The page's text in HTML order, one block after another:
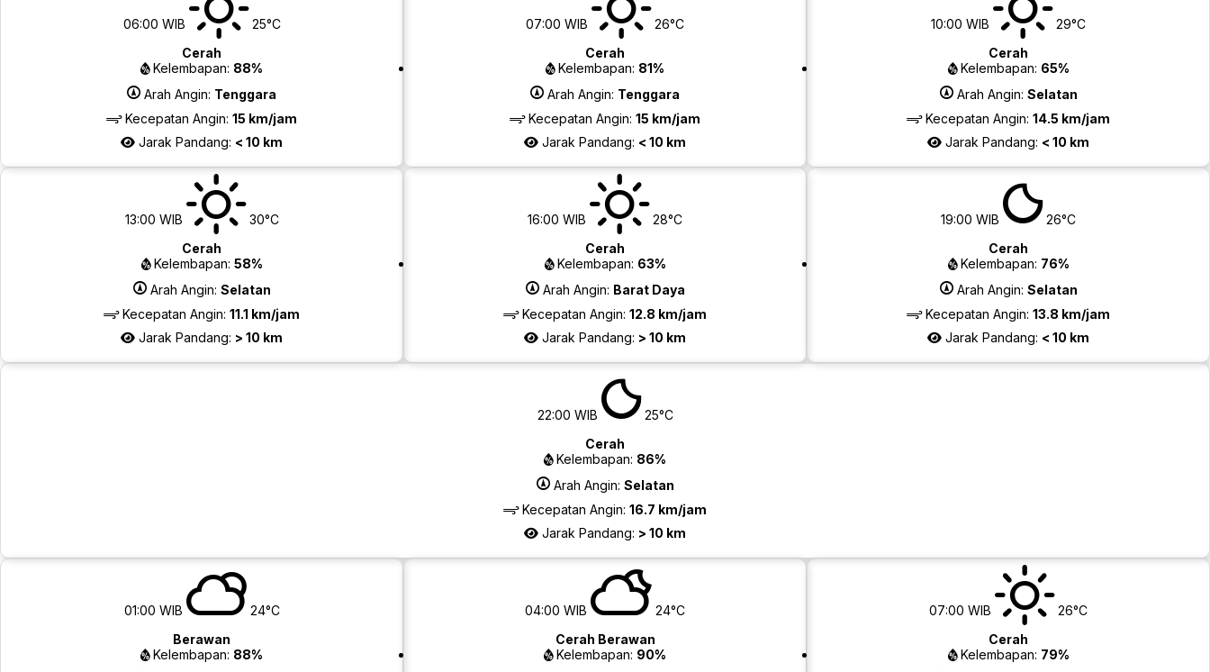
06:00 WIB
25°C
Cerah
Kelembapan: 88%
Arah Angin: Tenggara
Kecepatan Angin: 15 km/jam
Jarak Pandang: < 10 km
07:00 WIB
26°C
Cerah
Kelembapan: 81%
Arah Angin: Tenggara
Kecepatan Angin: 15 km/jam
Jarak Pandang: < 10 km
10:00 WIB
29°C
Cerah
Kelembapan: 65%
Arah Angin: Selatan
Kecepatan Angin: 14.5 km/jam
Jarak Pandang: < 10 km
13:00 WIB
30°C
Cerah
Kelembapan: 58%
Arah Angin: Selatan
Kecepatan Angin: 11.1 km/jam
Jarak Pandang: > 10 km
16:00 WIB
28°C
Cerah
Kelembapan: 63%
Arah Angin: Barat Daya
Kecepatan Angin: 12.8 km/jam
Jarak Pandang: > 10 km
19:00 WIB
26°C
Cerah
Kelembapan: 76%
Arah Angin: Selatan
Kecepatan Angin: 13.8 km/jam
Jarak Pandang: < 10 km
22:00 WIB
25°C
Cerah
Kelembapan: 86%
Arah Angin: Selatan
Kecepatan Angin: 16.7 km/jam
Jarak Pandang: > 10 km
01:00 WIB
24°C
Berawan
Kelembapan: 88%
04:00 WIB
24°C
Cerah Berawan
Kelembapan: 90%
07:00 WIB
26°C
Cerah
Kelembapan: 79%